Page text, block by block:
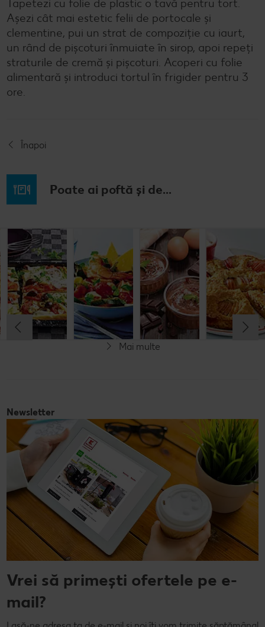
Tapetezi cu folie de plastic o tavă pentru tort.
Așezi cât mai estetic felii de portocale și
clementine, pui un strat de compoziție cu iaurt,
un rând de pișcoturi înmuiate în sirop, apoi repeți
straturile de cremă și pișcoturi. Acoperi cu folie
alimentară și introduci tortul în frigider pentru 3
ore.
Înapoi
Poate ai poftă și de...
Budincă
italiană de
orez cu salată
de fructe
Cel mult 60 minute
Simplu
Clătite cu
legume și
mozzarella
Cel mult 30 minute
Simplu
Tocană
italienească
de pește
Cel mult 60 minute
Simplu
Cremă la
Cel mult 60 minute
Simplu
Mai multe
Newsletter
Vrei să primești ofertele pe e-
mail?